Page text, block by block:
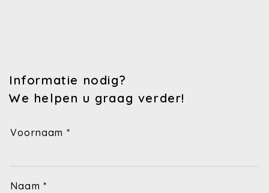
Informatie nodig?
We helpen u graag verder!
Voornaam *
Naam *